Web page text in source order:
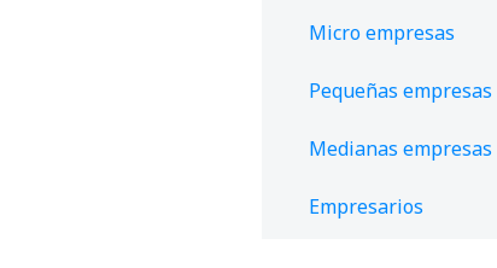
Micro empresas
Pequeñas empresas
Medianas empresas
Empresarios